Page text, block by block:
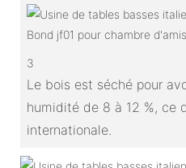
3
Le bois est séché pour
humidité de 8 à 12 %, ce
internationale.